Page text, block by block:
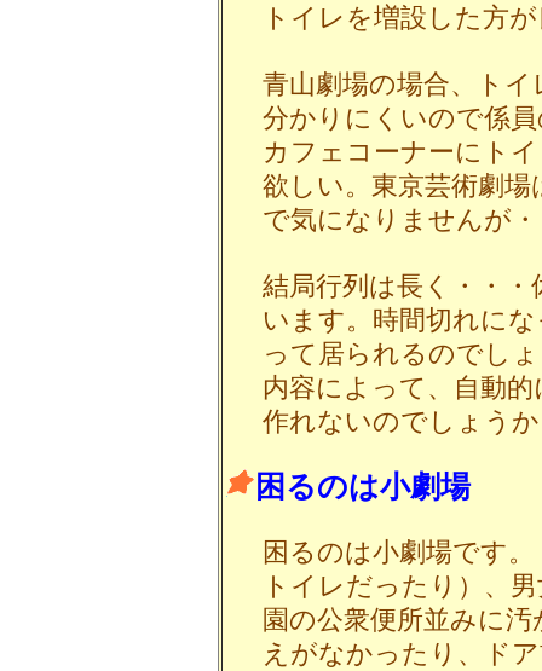
トイレを増設した方
青山劇場の場合、ト
分かりにくいので係
カフェコーナーにト
欲しい。東京芸術劇
で気になりませんが
結局行列は長く・・
います。時間切れに
って居られるのでし
内容によって、自動
作れないのでしょう
困るのは小劇場
困るのは小劇場です
トイレだったり）、
園の公衆便所並みに
えがなかったり、ド